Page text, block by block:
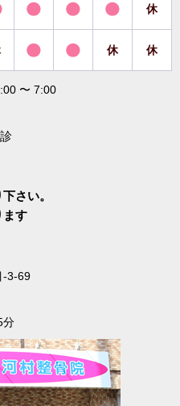
休
休 休
〜 7:00
さい。
ます
-3-69
分